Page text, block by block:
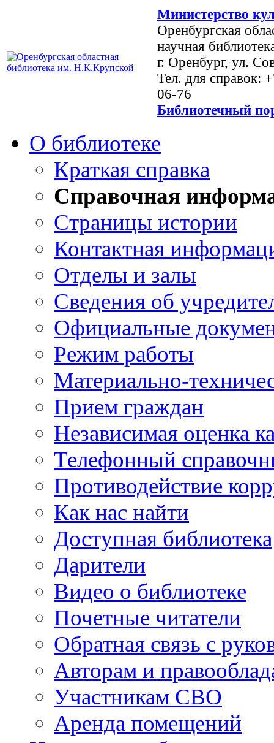
Министерство
Оренбургская
научная
г. Оренбург, ул.
Тел. для справок:
06-76
Библиотечный
О библиотеке
Краткая справка
Справочная
Страницы истории
Контактная
Отделы и залы
Сведения об
Официальные
Режим работы
Материально-
Прием граждан
Независимая оценка
Телефонный
Противодействие
Как нас найти
Доступная библиотека
Дарители
Видео о библиотеке
Почетные читатели
Обратная связь с
Авторам и
Участникам СВО
Аренда помещений